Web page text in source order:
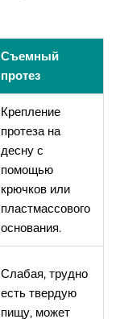
Съемный
протез
Крепление
протеза на
десну с
помощью
крючков или
пластмассового
основания.
Слабая, трудно
есть твердую
пищу, может